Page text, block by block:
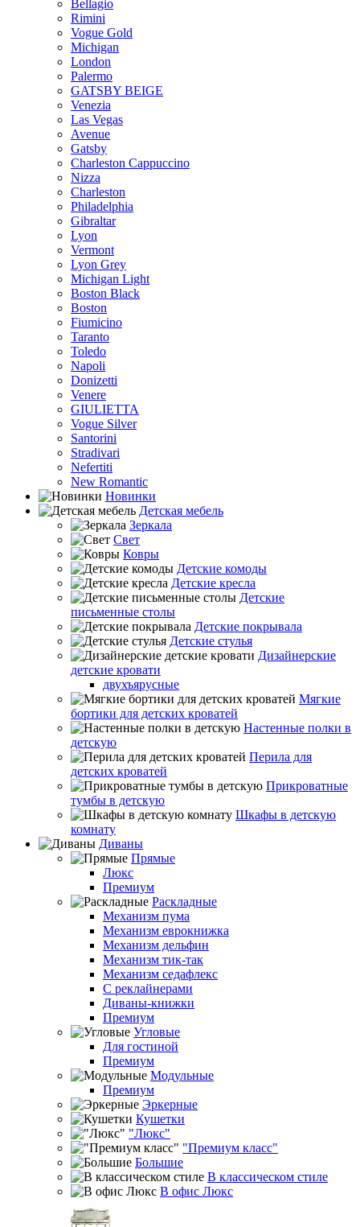
Bellagio
Rimini
Vogue Gold
Michigan
London
Palermo
GATSBY BEIGE
Venezia
Las Vegas
Avenue
Gatsby
Charleston Cappuccino
Nizza
Charleston
Philadelphia
Gibraltar
Lyon
Vermont
Lyon Grey
Michigan Light
Boston Black
Boston
Fiumicino
Taranto
Toledo
Napoli
Donizetti
Venere
GIULIETTA
Vogue Silver
Santorini
Stradivari
Nefertiti
New Romantic
Новинки
Детская мебель
Зеркала
Свет
Ковры
Детские комоды
Детские кресла
Детские
письменные столы
Детские покрывала
Детские стулья
Дизайнерские
детские кровати
двухъярусные
Мягкие
бортики для детских кроватей
Настенные полки в
детскую
Перила для
детских кроватей
Прикроватные
тумбы в детскую
Шкафы в детскую
комнату
Диваны
Прямые
Люкс
Премиум
Раскладные
Механизм пума
Механизм еврокнижка
Механизм дельфин
Механизм тик-так
Механизм седафлекс
С реклайнерами
Диваны-книжки
Премиум
Угловые
Для гостиной
Премиум
Модульные
Премиум
Эркерные
Кушетки
"Люкс"
"Премиум класс"
Большие
В классическом стиле
В офис Люкс